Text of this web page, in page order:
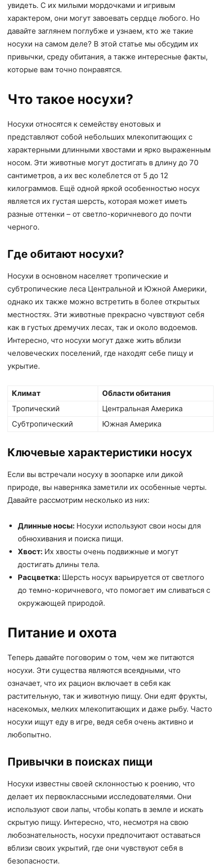
увидеть. С их милыми мордочками и игривым
характером, они могут завоевать сердце любого. Но
давайте заглянем поглубже и узнаем, кто же такие
носухи на самом деле? В этой статье мы обсудим их
привычки, среду обитания, а также интересные факты,
которые вам точно понравятся.
Что такое носухи?
Носухи относятся к семейству енотовых и
представляют собой небольших млекопитающих с
характерными длинными хвостами и ярко выраженным
носом. Эти животные могут достигать в длину до 70
сантиметров, а их вес колеблется от 5 до 12
килограммов. Ещё одной яркой особенностью носух
является их густая шерсть, которая может иметь
разные оттенки – от светло-коричневого до почти
черного.
Где обитают носухи?
Носухи в основном населяет тропические и
субтропические леса Центральной и Южной Америки,
однако их также можно встретить в более открытых
местностях. Эти животные прекрасно чувствуют себя
как в густых дремучих лесах, так и около водоемов.
Интересно, что носухи могут даже жить вблизи
человеческих поселений, где находят себе пищу и
укрытие.
Климат
Области обитания
Тропический
Центральная Америка
Субтропический
Южная Америка
Ключевые характеристики носух
Если вы встречали носуху в зоопарке или дикой
природе, вы наверняка заметили их особенные черты.
Давайте рассмотрим несколько из них:
Длинные носы: Носухи используют свои носы для
обнюхивания и поиска пищи.
Хвост: Их хвосты очень подвижные и могут
достигать длины тела.
Расцветка: Шерсть носух варьируется от светлого
до темно-коричневого, что помогает им сливаться с
окружающей природой.
Питание и охота
Теперь давайте поговорим о том, чем же питаются
носухи. Эти существа являются всеядными, что
означает, что их рацион включает в себя как
растительную, так и животную пищу. Они едят фрукты,
насекомых, мелких млекопитающих и даже рыбу. Часто
носухи ищут еду в игре, ведя себя очень активно и
любопытно.
Привычки в поисках пищи
Носухи известны своей склонностью к роению, что
делает их первоклассными исследователями. Они
используют свои лапы, чтобы копать в земле и искать
скрытую пищу. Интересно, что, несмотря на свою
любознательность, носухи предпочитают оставаться
вблизи своих укрытий, где они чувствуют себя в
безопасности.